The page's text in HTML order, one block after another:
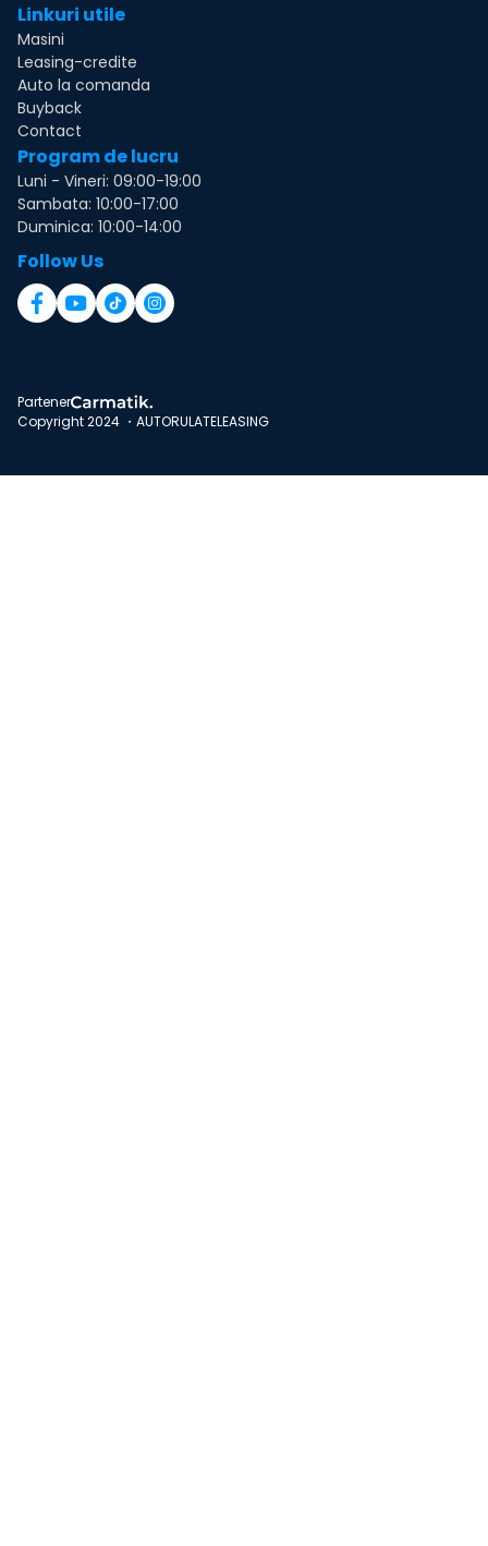
Linkuri utile
Masini
Leasing-credite
Auto la comanda
Buyback
Contact
Program de lucru
Luni - Vineri: 09:00-19:00
Sambata: 10:00-17:00
Duminica: 10:00-14:00
Follow Us
Partener
Copyright 2024 ・AUTORULATELEASING